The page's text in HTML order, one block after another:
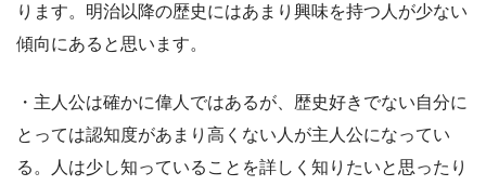
ります。明治以降の歴史にはあまり興味を持つ人が少ない
傾向にあると思います。
・主人公は確かに偉人ではあるが、歴史好きでない自分に
とっては認知度があまり高くない人が主人公になってい
る。人は少し知っていることを詳しく知りたいと思ったり